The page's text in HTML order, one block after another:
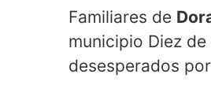
Familiares de
municipio Diez
desesperados